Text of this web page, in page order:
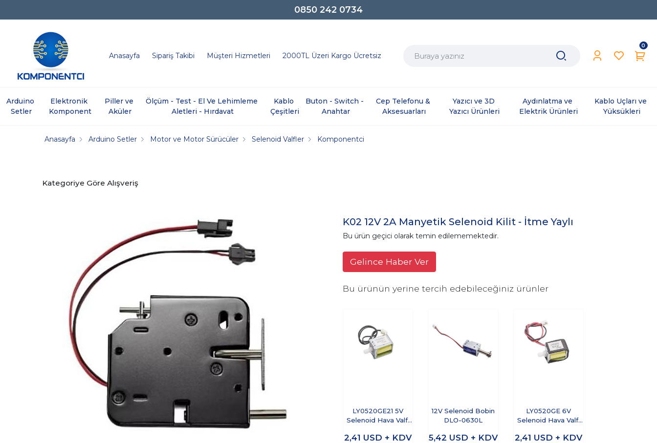
0850 242 0734
Anasayfa Sipariş Takibi Müşteri Hizmetleri 2000TL Üzeri Kargo Ücretsiz
0
Arduino
Setler
Elektronik
Komponent
Piller ve
Aküler
Ölçüm - Test - El Ve Lehimleme
Aletleri - Hırdavat
Kablo
Çeşitleri
Buton - Switch -
Anahtar
Cep Telefonu &
Aksesuarları
Yazıcı ve 3D
Yazıcı Ürünleri
Aydınlatma ve
Elektrik Ürünleri
Kablo Uçları ve
Yüksükleri
Anasayfa Arduino Setler Motor ve Motor Sürücüler Selenoid Valfler Komponentci
Kategoriye Göre Alışveriş
K02 12V 2A Manyetik Selenoid Kilit - İtme Yaylı
Bu ürün geçici olarak temin edilememektedir.
Gelince Haber Ver
Bu ürünün yerine tercih edebileceğiniz ürünler
LY0520GE21 5V
Selenoid Hava Valfi
2,41 USD + KDV
12V Selenoid Bobin
DLO-0630L
5,42 USD + KDV
LY0520GE 6V
Selenoid Hava Valfi
2,41 USD + KDV